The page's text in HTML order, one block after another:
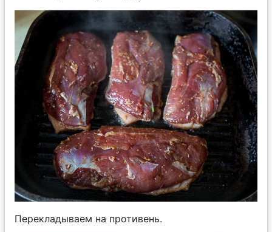
Перекладываем на противень.